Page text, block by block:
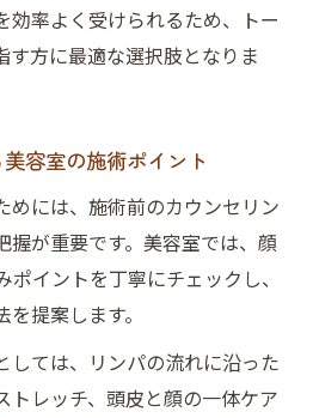
効率よく受けられるため、トー
す方に最適な選択肢となりま
容室の施術ポイント
めには、施術前のカウンセリン
握が重要です。美容室では、顔
イントを丁寧にチェックし、
提案します。
しては、リンパの流れに沿った
トレッチ、頭皮と顔の一体ケア